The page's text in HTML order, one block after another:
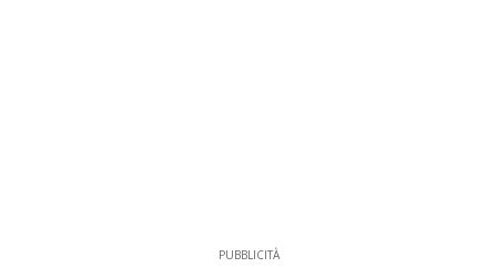
PUBBLICITÀ